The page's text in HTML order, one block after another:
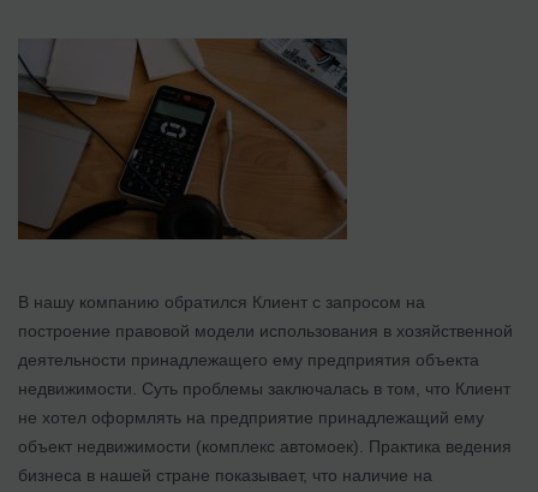
В нашу компанию обратился Клиент с запросом на
построение правовой модели использования в хозяйственной
деятельности принадлежащего ему предприятия объекта
недвижимости. Суть проблемы заключалась в том, что Клиент
не хотел оформлять на предприятие принадлежащий ему
объект недвижимости (комплекс автомоек). Практика ведения
бизнеса в нашей стране показывает, что наличие на